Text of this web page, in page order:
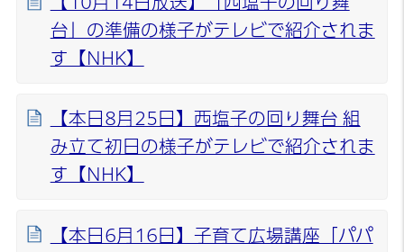
台」の準備の様子がテレビで紹介されま
す【NHK】
【本日8月25日】西塩子の回り舞台 組
み立て初日の様子がテレビで紹介されま
す【NHK】
【本日6月16日】子育て広場講座「パパ